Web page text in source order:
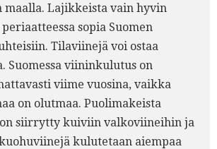
maalla. Lajikkeista vain hyvin
sopia Suomen
Tilaviinejä voi ostaa
Suomessa viininkulutus on
viime vuosina, vaikka
on olutmaa. Puolimakeista
siirrytty kuiviin valkoviineihin ja
kulutetaan aiempaa